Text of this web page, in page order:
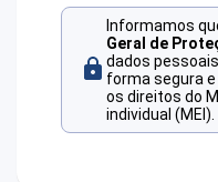
Informamos
Geral de
dados
forma segura
os direitos do
individual (MEI).